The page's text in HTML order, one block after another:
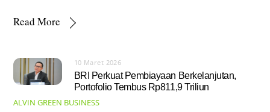
Read More
10 Maret 2026
BRI Perkuat Pembiayaan Berkelanjutan,
Portofolio Tembus Rp811,9 Triliun
ALVIN GREEN BUSINESS